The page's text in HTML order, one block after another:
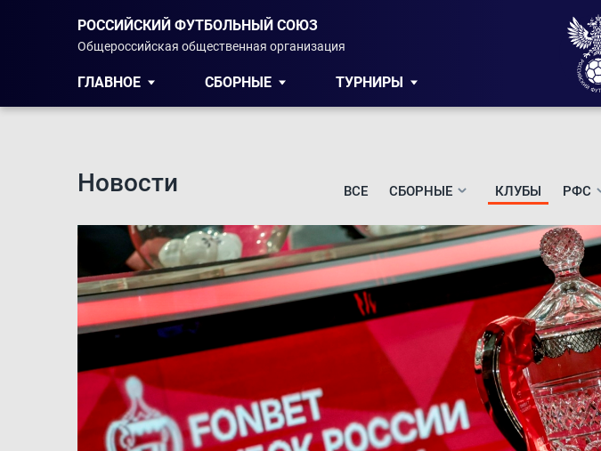
РОССИЙСКИЙ ФУТБОЛЬНЫЙ СОЮЗ
Общероссийская общественная организация
ГЛАВНОЕ СБОРНЫЕ ТУРНИРЫ
Новости ВСЕ СБОРНЫЕ КЛУБЫ РФС